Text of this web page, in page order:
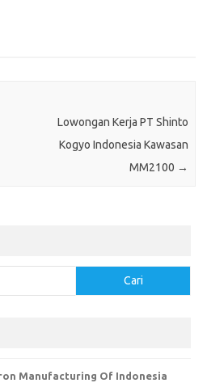
Lowongan Kerja PT Shinto
Kogyo Indonesia Kawasan
MM2100 →
Cari
Manufacturing Of Indonesia